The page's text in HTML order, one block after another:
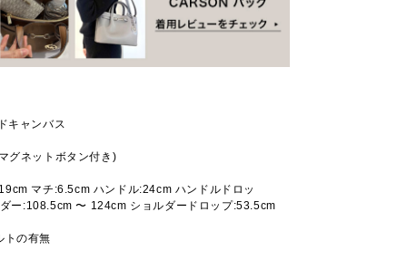
キャンバス
グネットボタン付き)
マチ:6.5cm ハンドル:24cm ハンドルドロッ
ー:108.5cm 〜 124cm ショルダードロップ:53.5cm
トの有無